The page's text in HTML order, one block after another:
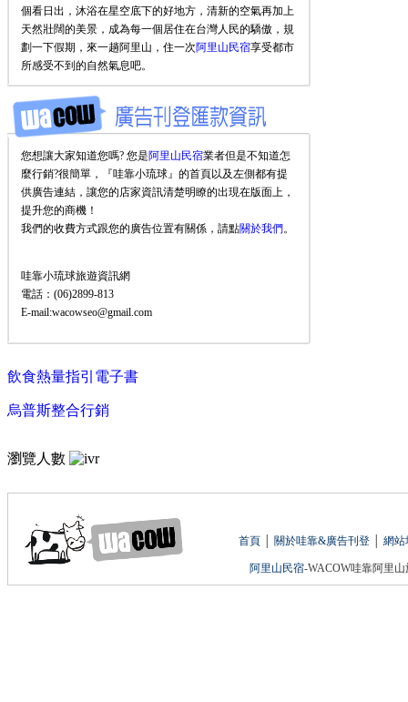
個看日出，沐浴在星空底下的好地方，清新的空氣再加上
天然壯闊的美景，成為每一個居住在台灣人民的驕傲，規
劃一下假期，來一趟阿里山，住一次阿里山民宿享受都市
所感受不到的自然氣息吧。
您想讓大家知道您嗎? 您是阿里山民宿業者但是不知道怎
麼行銷?很簡單，『哇靠小琉球』的首頁以及左側都有提
供廣告連結，讓您的店家資訊清楚明瞭的出現在版面上，
提升您的商機！
我們的收費方式跟您的廣告位置有關係，請點關於我們。
哇靠小琉球旅遊資訊網
電話：(06)2899-813
E-mail:wacowseo@gmail.com
飲食熱量指引電子書
烏普斯整合行銷
瀏覽人數
首頁│ 關於哇靠&廣告刊登│ 網站
阿里山民宿-WACOW哇靠阿里山